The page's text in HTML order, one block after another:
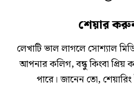
শেয়ার
লেখাটি ভাল লাগলে সোশ্যাল
আপনার কলিগ, বন্ধু কিংবা প্রিয়
পারে। জানেন তো,